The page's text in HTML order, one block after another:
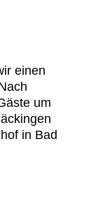
einen
um
in Bad